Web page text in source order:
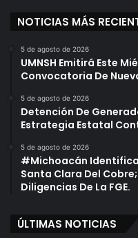
NOTICIAS MÁS
5 de agosto de 2026
UMNSH Emitirá Este
Convocatoria De
5 de agosto de 2026
Detención De
Estrategia Estatal
5 de agosto de 2026
#Michoacán
Santa Clara Del
Diligencias De La FGE.
ÚLTIMAS NOTICIAS